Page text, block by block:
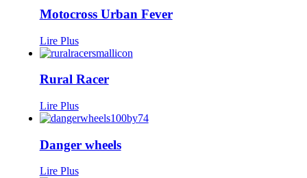
Motocross Urban Fever
Lire Plus
Rural Racer
Lire Plus
Danger wheels
Lire Plus